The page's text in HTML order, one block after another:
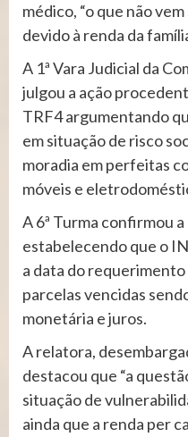
médico, “o que não
devido à renda da
A 1ª Vara Judicial da
julgou a ação
TRF4 argumentando
em situação de risco
moradia em perfeitas
móveis e
A 6ª Turma confirmou
estabelecendo que o
a data do
parcelas vencidas
monetária e juros.
A relatora,
destacou que “a
situação de
ainda que a renda per